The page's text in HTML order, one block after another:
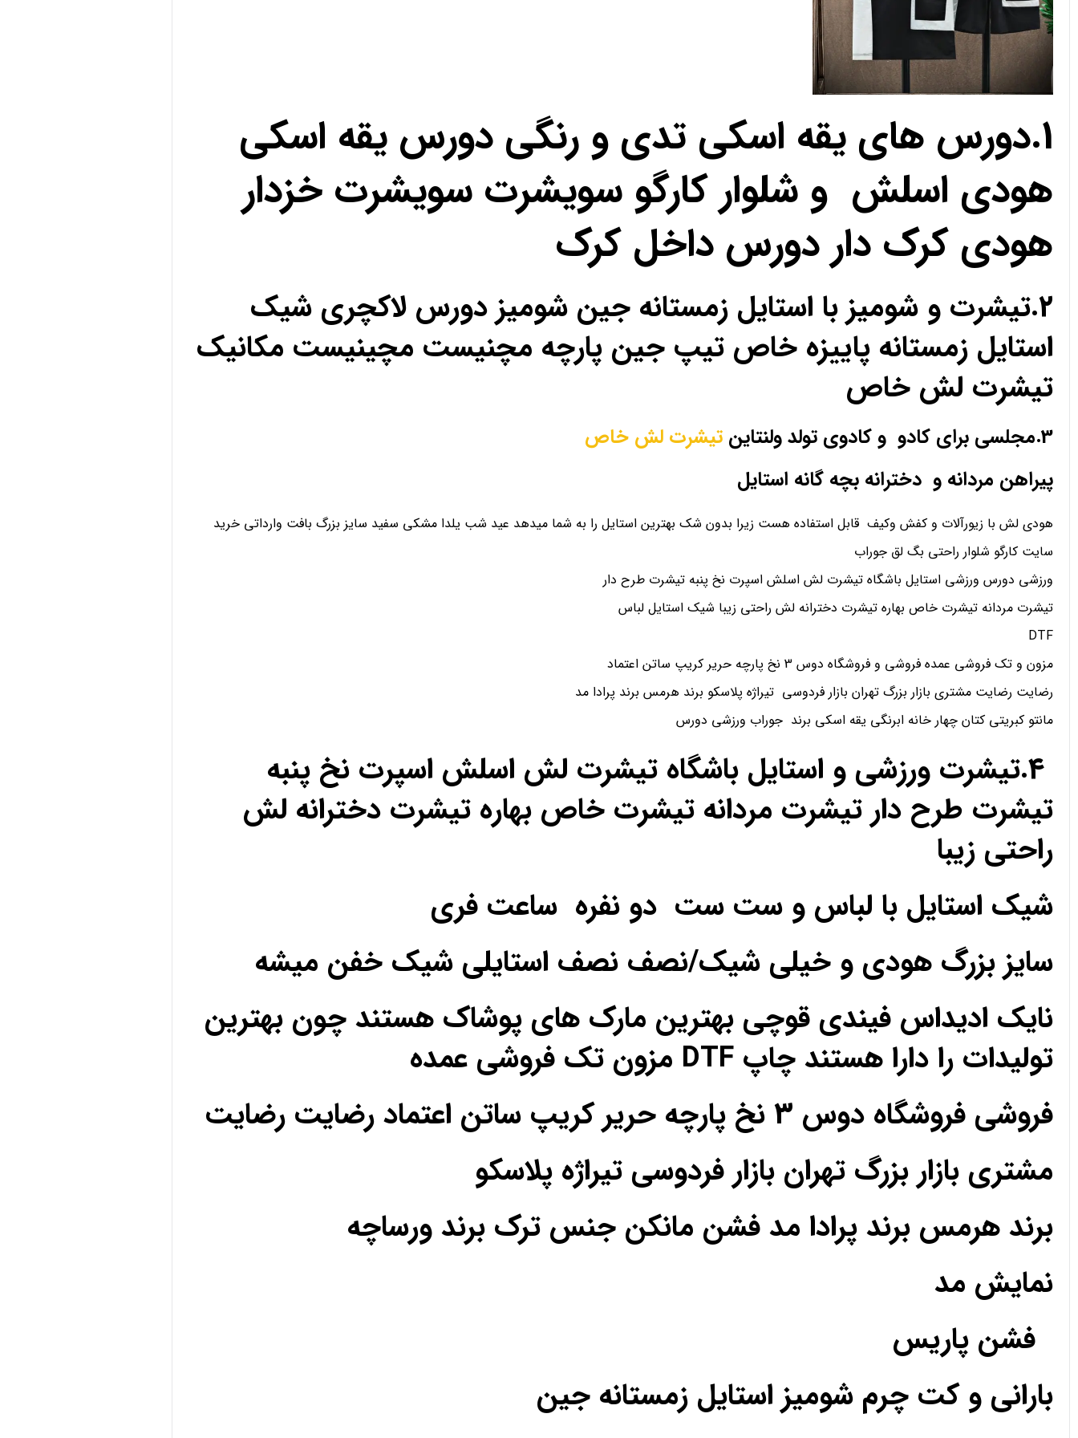
1.دورس های یقه اسکی تدی و رنگی دورس یقه اسکی
هودی اسلش و شلوار کارگو سویشرت سویشرت خزدار
هودی کرک دار دورس داخل کرک
2.تیشرت و شومیز با استایل زمستانه جین شومیز دورس لاکچری شیک
استایل زمستانه پاییزه خاص تیپ جین پارچه مچنیست مچینیست مکانیک
تیشرت لش خاص
3.مجلسی برای کادو و کادوی تولد ولنتاین
تیشرت لش خاص
پیراهن مردانه و دخترانه بچه گانه استایل
هودی لش با زیورآلات و کفش وکیف قابل استفاده هست زیرا بدون شک بهترین استایل را به شما میدهد عید شب یلدا مشکی سفید سایز بزرگ بافت وارداتی خرید
سایت کارگو شلوار راحتی بگ لق جوراب
ورزشی دورس ورزشی استایل باشگاه تیشرت لش اسلش اسپرت نخ پنبه تیشرت طرح دار
تیشرت مردانه تیشرت خاص بهاره تیشرت دخترانه لش راحتی زیبا شیک استایل لباس
DTF
مزون و تک فروشی عمده فروشی و فروشگاه دوس 3 نخ پارچه حریر کریپ ساتن اعتماد
رضایت رضایت مشتری بازار بزرگ تهران بازار فردوسی تیراژه پلاسکو برند هرمس برند پرادا مد
مانتو کبریتی کتان چهار خانه ابرنگی یقه اسکی برند جوراب ورزشی دورس
4.تیشرت ورزشی و استایل باشگاه تیشرت لش اسلش اسپرت نخ پنبه
تیشرت طرح دار تیشرت مردانه تیشرت خاص بهاره تیشرت دخترانه لش
راحتی زیبا
شیک استایل با لباس و ست ست دو نفره ساعت فری
سایز بزرگ هودی و خیلی شیک/نصف نصف استایلی شیک خفن میشه
نایک ادیداس فیندی قوچی بهترین مارک های پوشاک هستند چون بهترین
تولیدات را دارا هستند چاپ DTF مزون تک فروشی عمده
فروشی فروشگاه دوس 3 نخ پارچه حریر کریپ ساتن اعتماد رضایت رضایت
مشتری بازار بزرگ تهران بازار فردوسی تیراژه پلاسکو
برند هرمس برند پرادا مد فشن مانکن جنس ترک برند ورساچه
نمایش مد
فشن پاریس
بارانی و کت چرم شومیز استایل زمستانه جین